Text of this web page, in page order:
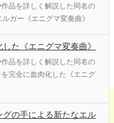
品を詳しく解説した同名の
ガー《エニグマ変奏曲》
た《エニグマ変奏曲》
品を詳しく解説した同名の
完全に血肉化した《エニグ
の手による新たなエル